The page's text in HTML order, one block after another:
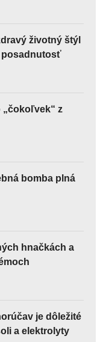
životný štýl
posadnutosť
„čokoľvek“ z
bomba plná
hnačkách a
je dôležité
a elektrolyty